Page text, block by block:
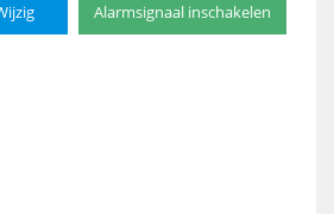
Alarmsignaal inschakelen